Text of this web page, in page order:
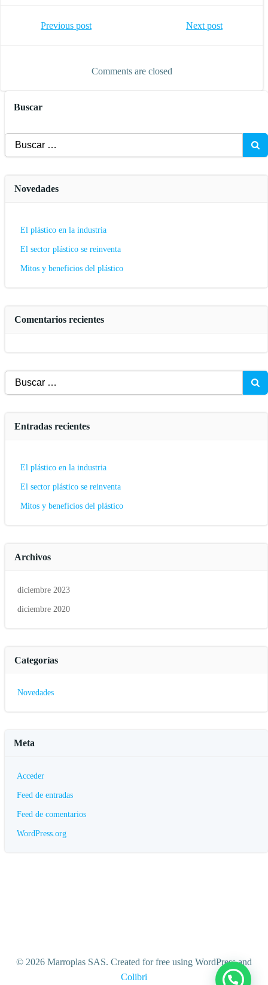
Navegación
entradas
Previous post
Navegación
de
entradas
Next post
Comments are closed
Buscar
Buscar:
Novedades
El plástico en la industria
El sector plástico se reinventa
Mitos y beneficios del plástico
Comentarios recientes
Buscar:
Entradas recientes
El plástico en la industria
El sector plástico se reinventa
Mitos y beneficios del plástico
Archivos
diciembre 2023
diciembre 2020
Categorías
Novedades
Meta
Acceder
Feed de entradas
Feed de comentarios
WordPress.org
© 2026 Marroplas SAS. Created for free using WordPress and
Colibri